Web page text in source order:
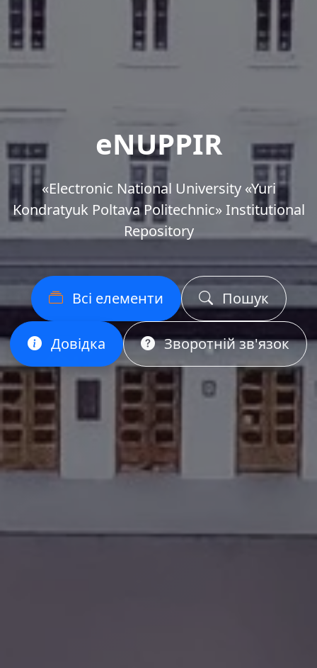
eNUPPIR
«Еlectronic National University «Yuri
Kondratyuk Poltava Politechnic» Institutional
Repository
Всі елементи Пошук
Довідка Зворотній зв'язок